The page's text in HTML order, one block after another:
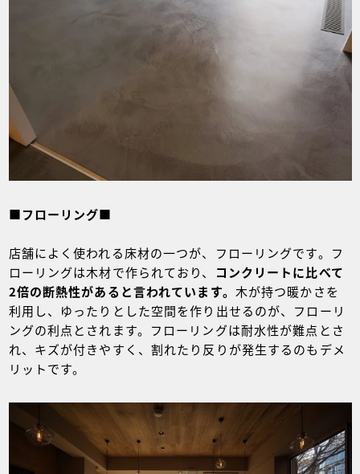
■フローリング■
店舗によく使われる床材の一つが、フローリングです。フ
ローリングは木材で作られており、
コンクリートに比べて
2倍の断熱性があると言われています。 木が持つ暖かさを
利用し、ゆったりとした空間を作り出せるのが、フローリ
ングの利点とされます。フローリングは耐水性が難点とさ
れ、キズが付きやすく、割れたり反りが発生するのもデメ
リットです。